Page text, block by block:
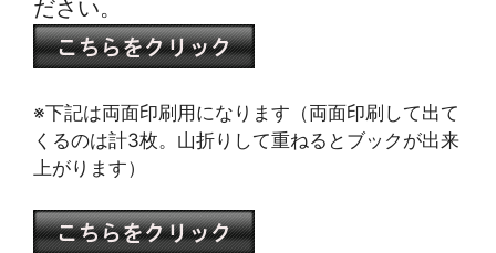
ださい。
※下記は両面印刷用になります（両面印刷して出て
くるのは計3枚。山折りして重ねるとブックが出来
上がります）